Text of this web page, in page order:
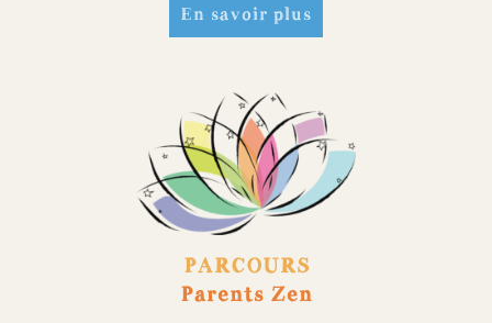
En savoir plus
PARCOURS
Parents Zen